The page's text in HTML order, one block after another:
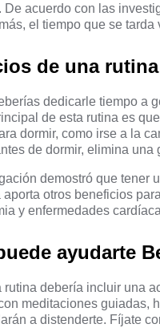
De acuerdo con las
el tiempo que se
de una
dedicarle tiempo a
de esta rutina es
dormir, como irse a la
de dormir, elimina
demostró que tener
aporta otros beneficios
y enfermedades
ayudarte
rutina debería incluir una
meditaciones guiadas,
a distenderte. Fíjate